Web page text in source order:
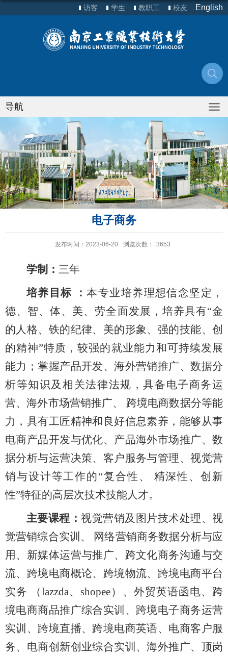
访客 学生 教职工 校友 English
导航
电子商务
发布时间：2023-06-20 浏览次数： 3653
学制： 三年
培养目标 ：本专业培养理想信念坚定，
德、智、体、美、劳全面发展，培养具有“金
的人格、铁的纪律、美的形象、强的技能、创
的精神”特质，较强的就业能力和可持续发展
能力；掌握产品开发、海外营销推广、数据分
析等知识及相关法律法规，具备电子商务运
营、海外市场营销推广、 跨境电商数据分等能
力，具有工匠精神和良好信息素养，能够从事
电商产品开发与优化、产品海外市场推广、数
据分析与运营决策、客户服务与管理、视觉营
销与设计等工作的“复合性、 精深性、创新
性”特征的高层次技术技能人才。
主要课程：视觉营销及图片技术处理、视
觉营销综合实训、 网络营销商务数据分析与应
用、新媒体运营与推广、跨文化商务沟通与交
流、跨境电商概论、跨境物流、跨境电商平台
实务 （lazzda、shopee）、外贸英语函电、跨
境电商商品推广综合实训、跨境电子商务运营
实训、跨境直播、跨境电商英语、电商客户服
务、电商创新创业综合实训、海外推广、顶岗